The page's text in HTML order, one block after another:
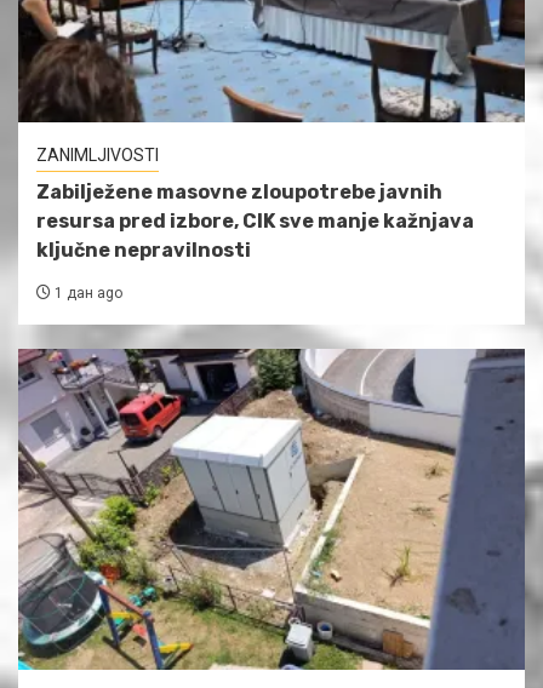
ZANIMLJIVOSTI
Zabilježene masovne zloupotrebe javnih
resursa pred izbore, CIK sve manje kažnjava
ključne nepravilnosti
1 дан ago